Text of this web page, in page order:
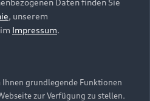
Hinweisgebersystem
Daten finden Sie
, unserem
Impressum.
grundlegende Funktionen
zur Verfügung zu stellen.